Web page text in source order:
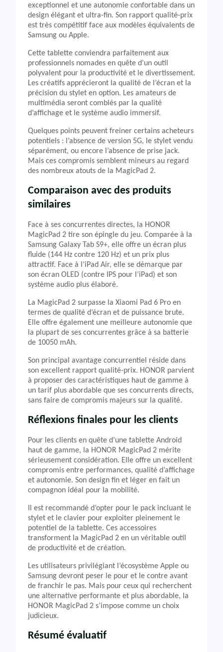
exceptionnel et une autonomie confortable dans un
design élégant et ultra-fin. Son rapport qualité-prix
est très compétitif face aux modèles équivalents de
Samsung ou Apple.
Cette tablette conviendra parfaitement aux
professionnels nomades en quête d’un outil
polyvalent pour la productivité et le divertissement.
Les créatifs apprécieront la qualité de l’écran et la
précision du stylet en option. Les amateurs de
multimédia seront comblés par la qualité
d’affichage et le système audio immersif.
Quelques points peuvent freiner certains acheteurs
potentiels : l’absence de version 5G, le stylet vendu
séparément, ou encore l’absence de prise jack.
Mais ces compromis semblent mineurs au regard
des nombreux atouts de la MagicPad 2.
Comparaison avec des produits
similaires
Face à ses concurrentes directes, la HONOR
MagicPad 2 tire son épingle du jeu. Comparée à la
Samsung Galaxy Tab S9+, elle offre un écran plus
fluide (144 Hz contre 120 Hz) et un prix plus
attractif. Face à l’iPad Air, elle se démarque par
son écran OLED (contre IPS pour l’iPad) et son
système audio plus élaboré.
La MagicPad 2 surpasse la Xiaomi Pad 6 Pro en
termes de qualité d’écran et de puissance brute.
Elle offre également une meilleure autonomie que
la plupart de ses concurrentes grâce à sa batterie
de 10050 mAh.
Son principal avantage concurrentiel réside dans
son excellent rapport qualité-prix. HONOR parvient
à proposer des caractéristiques haut de gamme à
un tarif plus abordable que ses concurrents directs,
sans faire de compromis majeurs sur la qualité.
Réflexions finales pour les clients
Pour les clients en quête d’une tablette Android
haut de gamme, la HONOR MagicPad 2 mérite
sérieusement considération. Elle offre un excellent
compromis entre performances, qualité d’affichage
et autonomie. Son design fin et léger en fait un
compagnon idéal pour la mobilité.
Il est recommandé d’opter pour le pack incluant le
stylet et le clavier pour exploiter pleinement le
potentiel de la tablette. Ces accessoires
transforment la MagicPad 2 en un véritable outil
de productivité et de création.
Les utilisateurs privilégiant l’écosystème Apple ou
Samsung devront peser le pour et le contre avant
de franchir le pas. Mais pour ceux qui recherchent
une alternative performante et plus abordable, la
HONOR MagicPad 2 s’impose comme un choix
judicieux.
Résumé évaluatif